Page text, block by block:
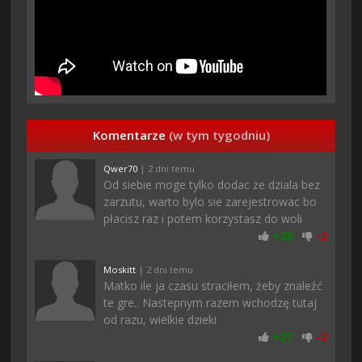
Komentarze (w tym tygodniu)
Qwer70 | 2 dni temu
Od siebie moge tylko dodac że dziala bez
zarzutu, warto bylo sie zarejestrowac bo
płacisz raz i potem korzystasz do woli
+28 -2
Moskitt | 2 dni temu
Matko ile ja czasu straciłem, żeby znaleźć
te gre.. Nastepnym razem wchodzę tutaj
od razu, wielkie dzieki
+27 -2